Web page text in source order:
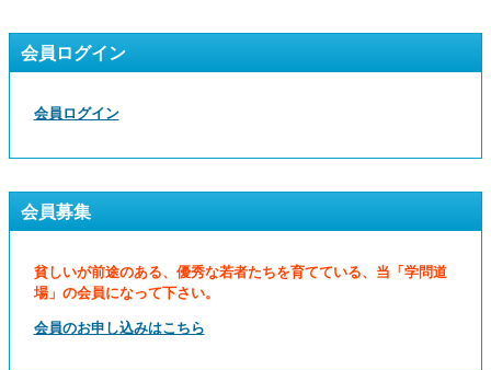
会員ログイン
会員ログイン
会員募集
貧しいが前途のある、優秀な若者たちを育てている、当「学問道
場」の会員になって下さい。
会員のお申し込みはこちら